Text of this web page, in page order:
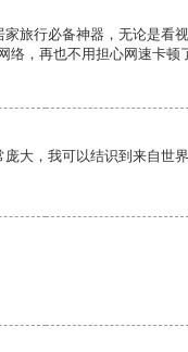
旅行必备神器，无论是看
络，再也不用担心网速卡顿
大，我可以结识到来自世界